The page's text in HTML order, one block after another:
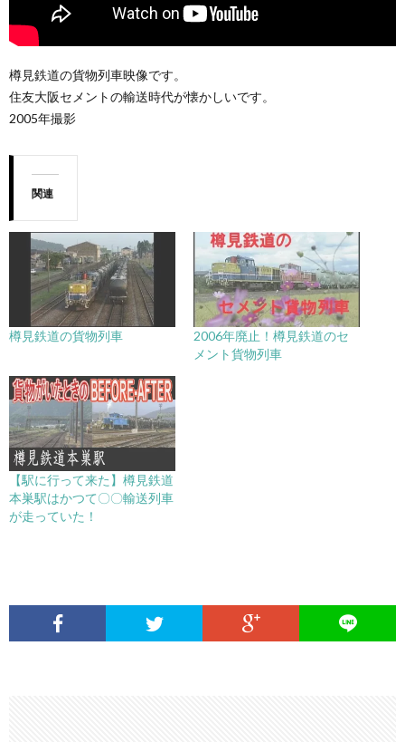
樽見鉄道の貨物列車映像です。
住友大阪­セメントの輸送時代が懐かしいです。
2005年撮影
関連
樽見鉄道の貨物列車
2006年廃止！樽見鉄道のセ
メント貨物列車
【駅に行って来た】樽見鉄道
本巣駅はかつて〇〇輸送列車
が走っていた！